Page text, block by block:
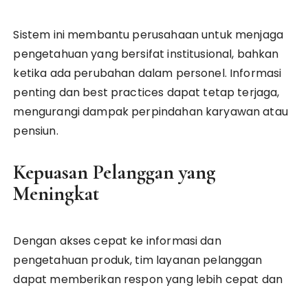
Sistem ini membantu perusahaan untuk menjaga
pengetahuan yang bersifat institusional, bahkan
ketika ada perubahan dalam personel. Informasi
penting dan best practices dapat tetap terjaga,
mengurangi dampak perpindahan karyawan atau
pensiun.
Kepuasan Pelanggan yang
Meningkat
Dengan akses cepat ke informasi dan
pengetahuan produk, tim layanan pelanggan
dapat memberikan respon yang lebih cepat dan